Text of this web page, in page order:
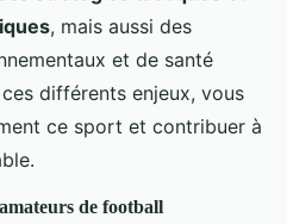
, mais aussi des
et de santé
différents enjeux, vous
ce sport et contribuer à
de football